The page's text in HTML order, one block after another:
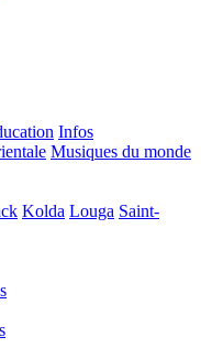
Infos
Musiques du monde
Kolda Louga Saint-